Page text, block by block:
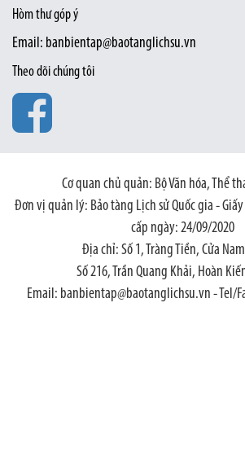
Hòm thư góp ý
Email: banbientap@baotanglichsu.vn
Theo dõi chúng tôi
Cơ quan chủ quản: Bộ Văn hóa, Thể
Đơn vị quản lý: Bảo tàng Lịch sử Quốc gia - Giấy
cấp ngày: 24/09/2020
Địa chỉ: Số 1, Tràng Tiền, Cửa
Số 216, Trần Quang Khải, Hoàn
Email: banbientap@baotanglichsu.vn - Tel/